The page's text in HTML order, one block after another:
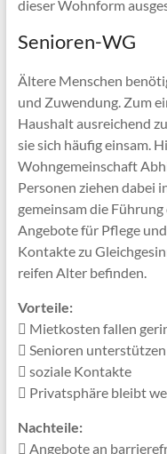
dieser Wohnform
Senioren-WG
Ältere Menschen
und Zuwendung. Zum
Haushalt ausreichend
sie sich häufig einsam.
Wohngemeinschaft
Personen ziehen dabei
gemeinsam die
Angebote für Pflege
Kontakte zu
reifen Alter befinden.
Vorteile:
Mietkosten fallen
Senioren
soziale Kontakte
Privatsphäre bleibt
Nachteile:
Angebote an